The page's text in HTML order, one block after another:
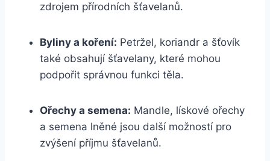
zdrojem přírodních šťavelanů.
Byliny a koření: Petržel, koriandr a šťovík
také obsahují šťavelany, které mohou
podpořit správnou funkci těla.
Ořechy a semena: Mandle, lískové ořechy
a semena lněné jsou další možností pro
zvýšení příjmu šťavelanů.